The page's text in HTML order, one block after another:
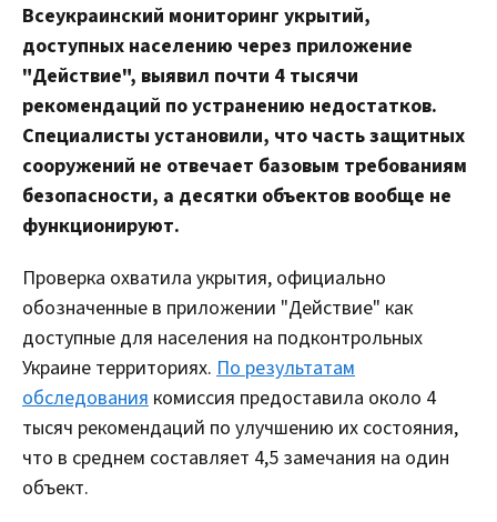
Всеукраинский мониторинг укрытий,
доступных населению через приложение
"Действие", выявил почти 4 тысячи
рекомендаций по устранению недостатков.
Специалисты установили, что часть защитных
сооружений не отвечает базовым требованиям
безопасности, а десятки объектов вообще не
функционируют.
Проверка охватила укрытия, официально
обозначенные в приложении "Действие" как
доступные для населения на подконтрольных
Украине территориях. По результатам
обследования комиссия предоставила около 4
тысяч рекомендаций по улучшению их состояния,
что в среднем составляет 4,5 замечания на один
объект.